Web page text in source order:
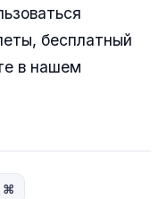
бесплатный
в нашем
⌘